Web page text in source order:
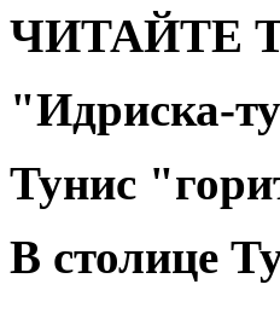
ЧИТАЙТЕ
"Идриска-
Тунис
В столице